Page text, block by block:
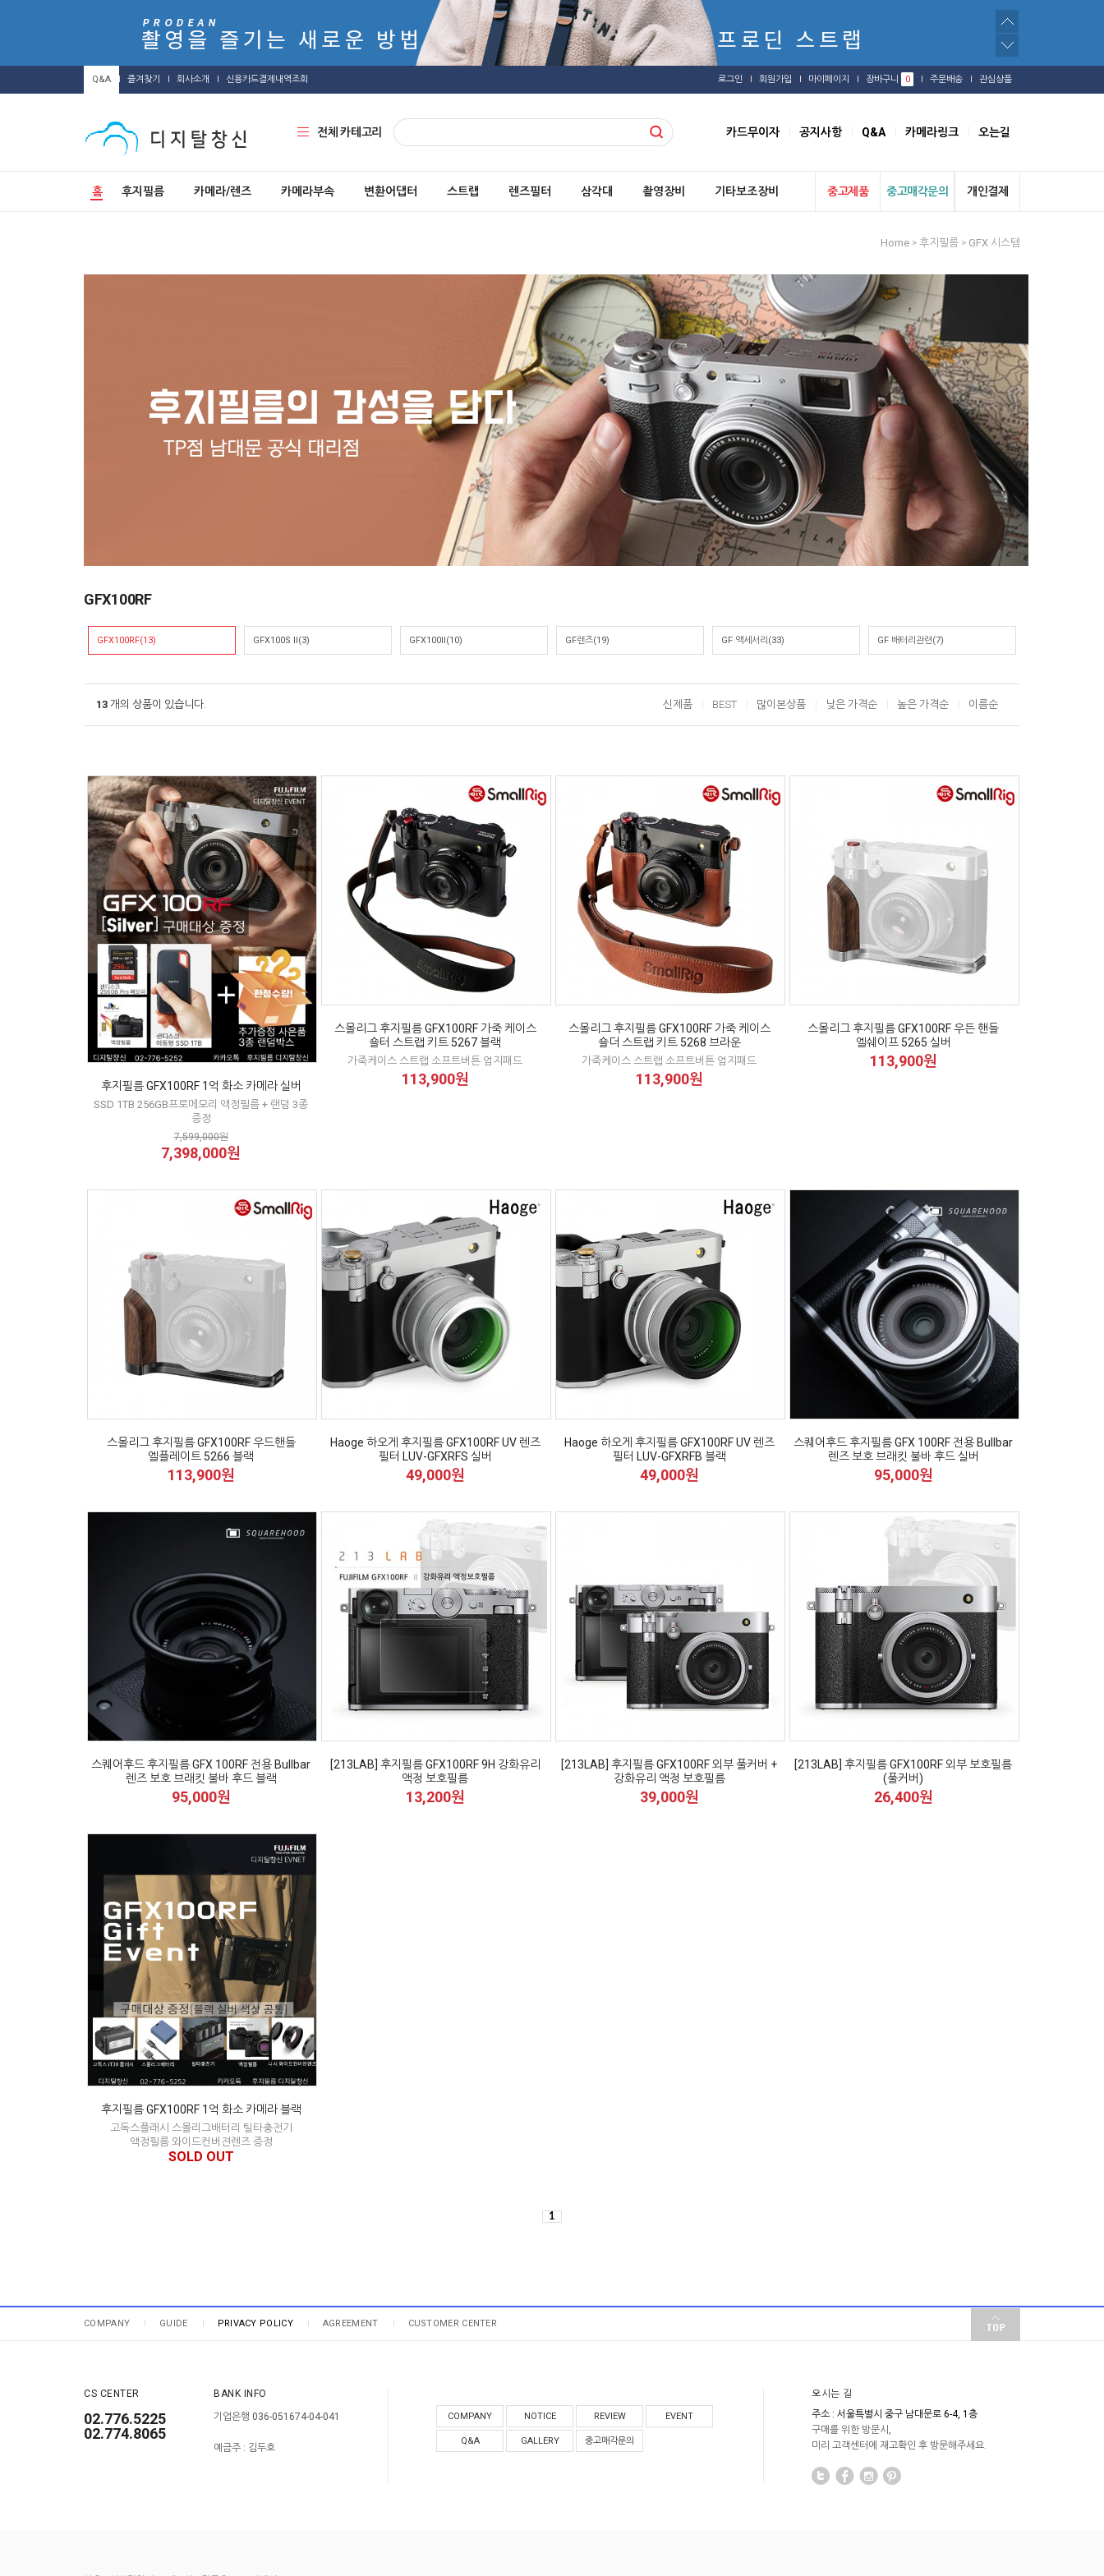
Q&A 즐겨찾기 회사소개 신용카드결제내역조회 로그인 회원가입 마이페이지 장바구니 0 주문배송 관심상품
전체 카테고리 카드무이자 공지사항 Q&A 카메라링크 오는길
홈 후지필름 카메라/렌즈 카메라부속 변환어댑터 스트랩 렌즈필터 삼각대 촬영장비 기타보조장비 중고제품 중고매각문의 개인결제
Home > 후지필름 > GFX 시스템
GFX100RF
GFX100RF(13) GFX100S II(3) GFX100II(10) GF렌즈(19) GF 액세서리(33) GF 배터리관련(7)
13 개의 상품이 있습니다. 신제품 BEST 많이본상품 낮은 가격순 높은 가격순 이름순
후지필름 GFX100RF 1억 화소 카메라 실버
SSD 1TB 256GB프로메모리 액정필름 + 랜덤 3종
증정
7,599,000원
7,398,000원
스몰리그 후지필름 GFX100RF 가죽 케이스
숄터 스트랩 키트 5267 블랙
가죽케이스 스트랩 소프트버튼 엄지패드
113,900원
스몰리그 후지필름 GFX100RF 가죽 케이스
숄더 스트랩 키트 5268 브라운
가죽케이스 스트랩 소프트버튼 엄지패드
113,900원
스몰리그 후지필름 GFX100RF 우든 핸들
엘쉐이프 5265 실버
113,900원
스몰리그 후지필름 GFX100RF 우드핸들
엘플레이트 5266 블랙
113,900원
Haoge 하오게 후지필름 GFX100RF UV 렌즈
필터 LUV-GFXRFS 실버
49,000원
Haoge 하오게 후지필름 GFX100RF UV 렌즈
필터 LUV-GFXRFB 블랙
49,000원
스퀘어후드 후지필름 GFX 100RF 전용 Bullbar
렌즈 보호 브래킷 불바 후드 실버
95,000원
스퀘어후드 후지필름 GFX 100RF 전용 Bullbar
렌즈 보호 브래킷 불바 후드 블랙
95,000원
[213LAB] 후지필름 GFX100RF 9H 강화유리
액정 보호필름
13,200원
[213LAB] 후지필름 GFX100RF 외부 풀커버 +
강화유리 액정 보호필름
39,000원
[213LAB] 후지필름 GFX100RF 외부 보호필름
(풀커버)
26,400원
후지필름 GFX100RF 1억 화소 카메라 블랙
고독스플래시 스몰리그배터리 틸타충전기
액정필름 와이드컨버젼렌즈 증정
SOLD OUT
1
COMPANY GUIDE PRIVACY POLICY AGREEMENT CUSTOMER CENTER
CS CENTER
02.776.5225
02.774.8065
BANK INFO
기업은행 036-051674-04-041
예금주 : 김두호
COMPANY NOTICE REVIEW EVENT
Q&A GALLERY 중고매각문의
오시는 길
주소 : 서울특별시 중구 남대문로 6-4, 1층
구매를 위한 방문시,
미리 고객센터에 재고확인 후 방문해주세요.